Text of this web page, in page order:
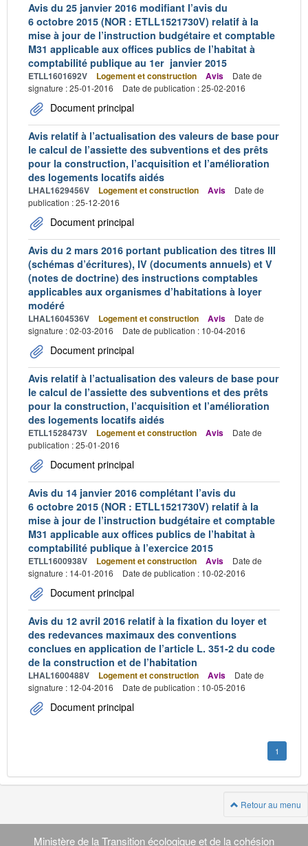
Avis du 25 janvier 2016 modifiant l’avis du
6 octobre 2015 (NOR : ETLL1521730V) relatif à la
mise à jour de l’instruction budgétaire et comptable
M31 applicable aux offices publics de l’habitat à
comptabilité publique au 1er janvier 2015
ETLL1601692V Logement et construction Avis
Date de
signature : 25-01-2016
Date de publication : 25-02-2016
Document principal
Avis relatif à l’actualisation des valeurs de base pour
le calcul de l’assiette des subventions et des prêts
pour la construction, l’acquisition et l’amélioration
des logements locatifs aidés
LHAL1629456V Logement et construction Avis
Date de
publication : 25-12-2016
Document principal
Avis du 2 mars 2016 portant publication des titres III
(schémas d’écritures), IV (documents annuels) et V
(notes de doctrine) des instructions comptables
applicables aux organismes d’habitations à loyer
modéré
LHAL1604536V Logement et construction Avis
Date de
signature : 02-03-2016
Date de publication : 10-04-2016
Document principal
Avis relatif à l’actualisation des valeurs de base pour
le calcul de l’assiette des subventions et des prêts
pour la construction, l’acquisition et l’amélioration
des logements locatifs aidés
ETLL1528473V Logement et construction Avis
Date de
publication : 25-01-2016
Document principal
Avis du 14 janvier 2016 complétant l’avis du
6 octobre 2015 (NOR : ETLL1521730V) relatif à la
mise à jour de l’instruction budgétaire et comptable
M31 applicable aux offices publics de l’habitat à
comptabilité publique à l’exercice 2015
ETLL1600938V Logement et construction Avis
Date de
signature : 14-01-2016
Date de publication : 10-02-2016
Document principal
Avis du 12 avril 2016 relatif à la fixation du loyer et
des redevances maximaux des conventions
conclues en application de l’article L. 351-2 du code
de la construction et de l’habitation
LHAL1600488V Logement et construction Avis
Date de
signature : 12-04-2016
Date de publication : 10-05-2016
Document principal
1
Retour au menu
Navigation
Ministère de la Transition écologique et de la cohésion